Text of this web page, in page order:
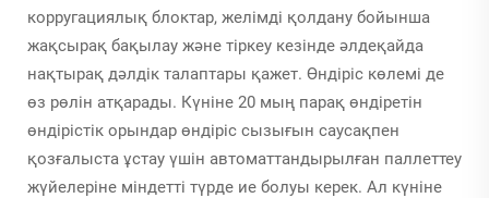
корругациялық блоктар, желімді қолдану бойынша
жақсырақ бақылау және тіркеу кезінде әлдеқайда
нақтырақ дәлдік талаптары қажет. Өндіріс көлемі де
өз рөлін атқарады. Күніне 20 мың парақ өндіретін
өндірістік орындар өндіріс сызығын саусақпен
қозғалыста ұстау үшін автоматтандырылған паллеттеу
жүйелеріне міндетті түрде ие болуы керек. Ал күніне